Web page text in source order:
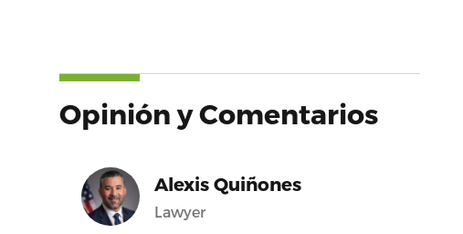
Opinión y Comentarios
Alexis Quiñones
Lawyer